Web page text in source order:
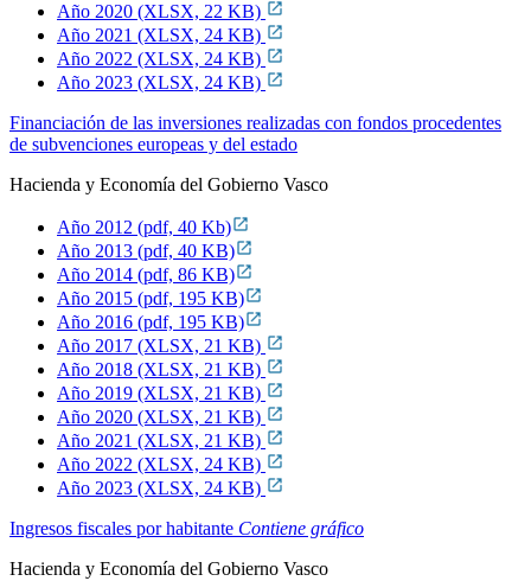
Año 2020 (XLSX, 22 KB)
Año 2021 (XLSX, 24 KB)
Año 2022 (XLSX, 24 KB)
Año 2023 (XLSX, 24 KB)
Financiación de las inversiones realizadas con fondos procedentes
de subvenciones europeas y del estado
Hacienda y Economía del Gobierno Vasco
Año 2012 (pdf, 40 Kb)
Año 2013 (pdf, 40 KB)
Año 2014 (pdf, 86 KB)
Año 2015 (pdf, 195 KB)
Año 2016 (pdf, 195 KB)
Año 2017 (XLSX, 21 KB)
Año 2018 (XLSX, 21 KB)
Año 2019 (XLSX, 21 KB)
Año 2020 (XLSX, 21 KB)
Año 2021 (XLSX, 21 KB)
Año 2022 (XLSX, 24 KB)
Año 2023 (XLSX, 24 KB)
Ingresos fiscales por habitante Contiene gráfico
Hacienda y Economía del Gobierno Vasco